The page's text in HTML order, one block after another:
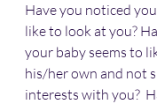
Have you noticed
like to look at you?
your baby seems to
his/her own and not
interests with you?